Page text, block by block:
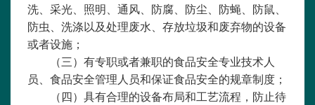
洗、采光、照明、通风、防腐、防尘、防蝇、防鼠、
防虫、洗涤以及处理废水、存放垃圾和废弃物的设备
或者设施；
（三）有专职或者兼职的食品安全专业技术人
员、食品安全管理人员和保证食品安全的规章制度；
（四）具有合理的设备布局和工艺流程，防止待